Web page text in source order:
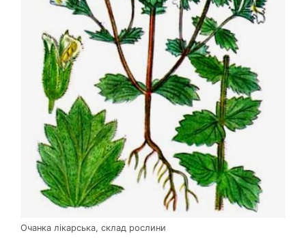
Очанка лікарська, склад рослини